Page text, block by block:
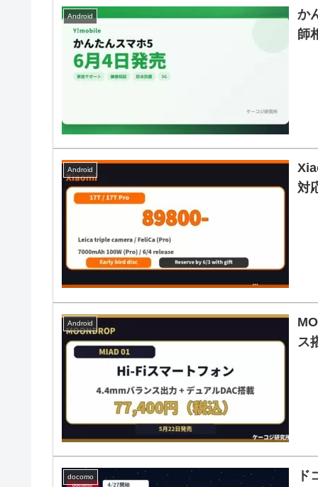
Android
か
師
Android
対
Android
ス
docomo
ド